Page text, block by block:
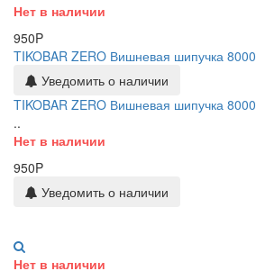
Нет в наличии
950P
TIKOBAR ZERO Вишневая шипучка 8000
Уведомить о наличии
TIKOBAR ZERO Вишневая шипучка 8000
..
Нет в наличии
950P
Уведомить о наличии
Нет в наличии